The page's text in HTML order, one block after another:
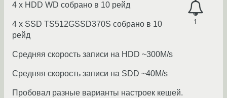
1
4 х HDD WD собрано в 10 рейд
4 х SSD TS512GSSD370S собрано в 10
рейд
Средняя скорость записи на HDD ~300M/s
Средняя скорость записи на SDD ~40M/s
Пробовал разные варианты настроек кешей.